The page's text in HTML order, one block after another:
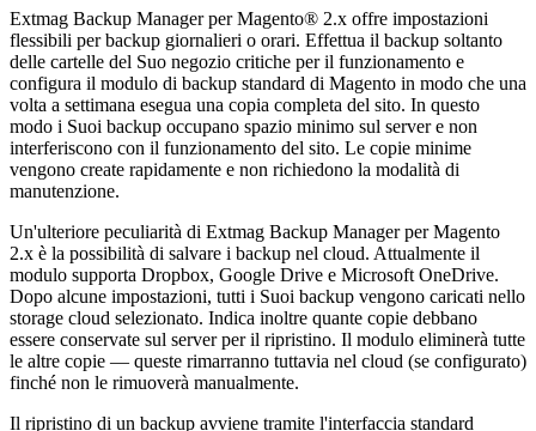
Extmag Backup Manager per Magento® 2.x offre impostazioni
flessibili per backup giornalieri o orari. Effettua il backup soltanto
delle cartelle del Suo negozio critiche per il funzionamento e
configura il modulo di backup standard di Magento in modo che una
volta a settimana esegua una copia completa del sito. In questo
modo i Suoi backup occupano spazio minimo sul server e non
interferiscono con il funzionamento del sito. Le copie minime
vengono create rapidamente e non richiedono la modalità di
manutenzione.
Un'ulteriore peculiarità di Extmag Backup Manager per Magento
2.x è la possibilità di salvare i backup nel cloud. Attualmente il
modulo supporta Dropbox, Google Drive e Microsoft OneDrive.
Dopo alcune impostazioni, tutti i Suoi backup vengono caricati nello
storage cloud selezionato. Indica inoltre quante copie debbano
essere conservate sul server per il ripristino. Il modulo eliminerà tutte
le altre copie — queste rimarranno tuttavia nel cloud (se configurato)
finché non le rimuoverà manualmente.
Il ripristino di un backup avviene tramite l'interfaccia standard